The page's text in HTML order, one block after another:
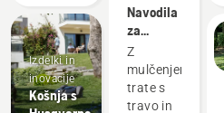
toplih
dni.
Predstavljamo
vam
nekaj
Izdelki in
inovacije
Košnja s
Navodila
za
mulčenje
trave in
listja
Z
mulčenjem
trate s
travo in